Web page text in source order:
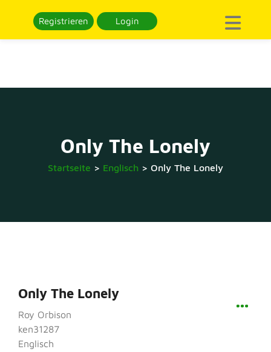
Registrieren Login
Only The Lonely
Startseite > Englisch > Only The Lonely
Only The Lonely
Roy Orbison
ken31287
Englisch